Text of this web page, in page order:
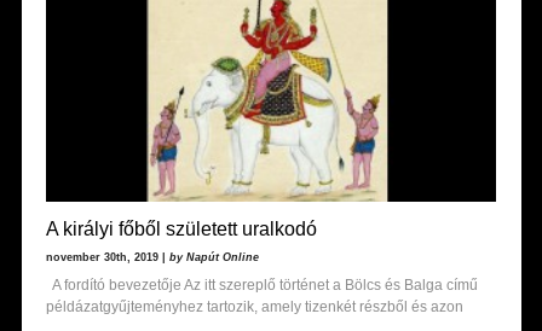
A királyi főből született uralkodó
november 30th, 2019 | by Napút Online
A fordító bevezetője Az itt szereplő történet a Bölcs és Balga című
példázatgyűjteményhez tartozik, amely tizenkét részből és azon